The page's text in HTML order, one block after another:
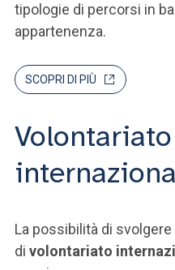
tipologie di percorsi in
appartenenza.
SCOPRI DI PIÙ
Volontariato
La possibilità di
di volontariato